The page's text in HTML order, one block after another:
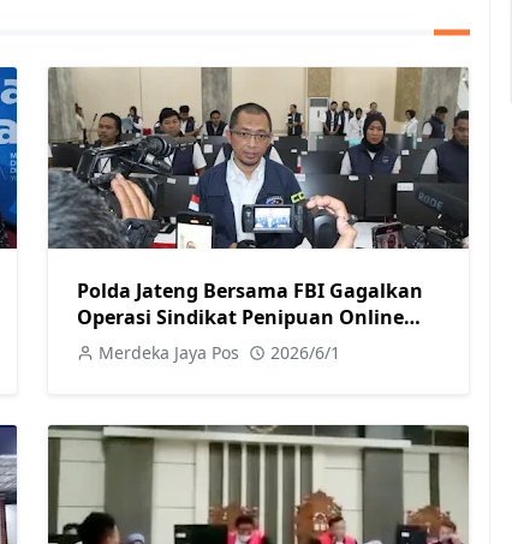
Polda Jateng Bersama FBI Gagalkan
Operasi Sindikat Penipuan Online
Internasional di Solo Raya
Merdeka Jaya Pos 2026/6/1